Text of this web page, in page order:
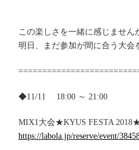
この楽しさを一緒に感じません
明日、まだ参加が間に合う大会
◆11/11 18:00 ～ 21:00
MIX1大会★KYUS FESTA
https://labola.jp/reserve/event/